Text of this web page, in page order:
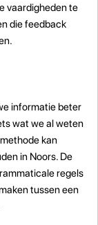
vaardigheden te
die feedback
informatie beter
wat we al weten
kan
in Noors. De
regels
tussen een